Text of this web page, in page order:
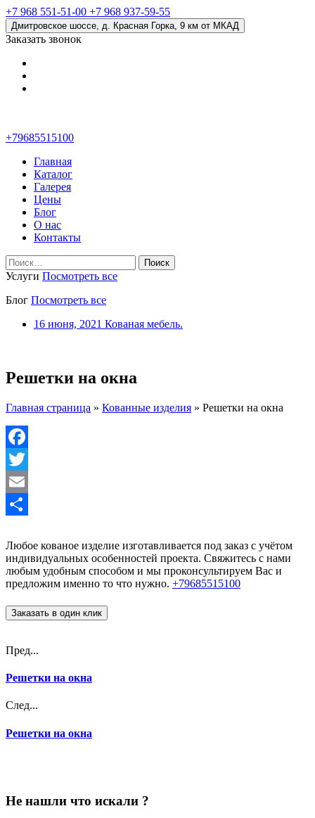
+7 968 551-51-00 +7 968 937-59-55
Дмитровское шоссе, д. Красная Горка, 9 км от МКАД
Заказать звонок
+79685515100
Главная
Каталог
Галерея
Цены
Блог
О нас
Контакты
Найти:
Услуги Посмотреть все
Блог Посмотреть все
16 июня, 2021 Кованая мебель.
Решетки на окна
Главная страница » Кованные изделия » Решетки на окна
Facebook
Twitter
Email
Любое кованое изделие изготавливается под заказ с учётом
индивидуальных особенностей проекта. Свяжитесь с нами
любым удобным способом и мы проконсультируем Вас и
предложим именно то что нужно. +79685515100
Заказать в один клик
Пред...
Решетки на окна
След...
Решетки на окна
Не нашли что искали ?